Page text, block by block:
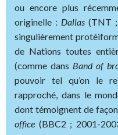
ou encore plus
originelle : Dallas(TNT
singulièrement
de Nations toutes
(comme dans Band of
pouvoir tel qu’on le
rapproché, dans le
dont témoignent de
office (BBC2 ; 2001-